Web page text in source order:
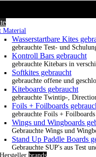
Material
Wasserstartbare Kites
gebrauchte Test- und
Kontroll Bars gebraucht
gebrauchte Kitebars in
Softkites gebraucht
gebrauchte offene und
Kiteboards gebraucht
gebrauchte Twintip-,
Foils + Foilboards
gebrauchte Foils +
Wings und Wingboards
Gebrauchte Wings und
Stand Up Paddle Boards
Gebrauchte SUP's aus Test
brands